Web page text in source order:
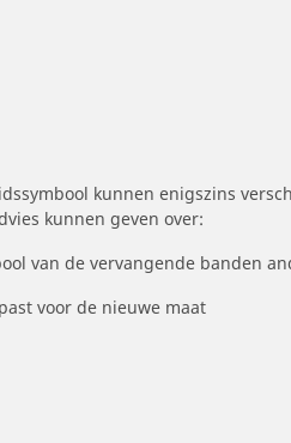
kunnen enigszins
kunnen geven over:
van de vervangende banden
voor de nieuwe maat